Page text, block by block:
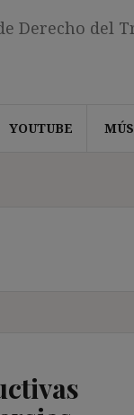
Derecho del
YOUTUBE